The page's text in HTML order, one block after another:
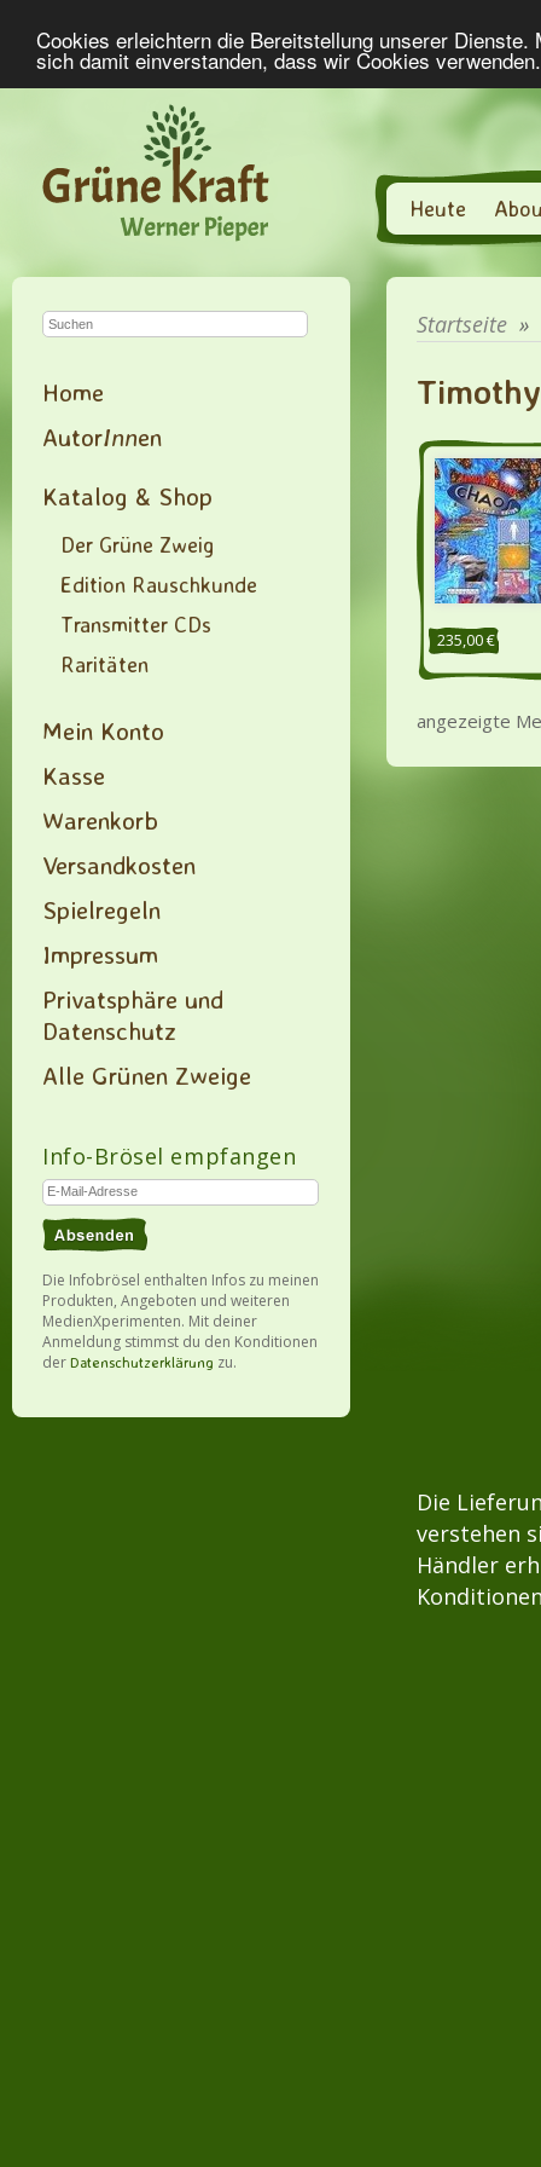
Cookies erleichtern die Bereitstellung unserer
sich damit einverstanden, dass wir Cookies
Heute
Home
AutorInnen
Katalog & Shop
Der Grüne Zweig
Edition Rauschkunde
Transmitter CDs
Raritäten
Mein Konto
Kasse
Warenkorb
Versandkosten
Spielregeln
Impressum
Privatsphäre und
Datenschutz
Alle Grünen Zweige
Info-Brösel empfangen
Die Infobrösel enthalten Infos zu meinen
Produkten, Angeboten und weiteren
MedienXperimenten. Mit deiner
Anmeldung stimmst du den Konditionen
der Datenschutzerklärung zu.
Startseite »
235,00 €
angezeigte
Die
verstehen
Händler